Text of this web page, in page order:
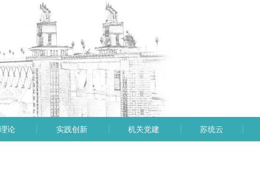
论 实践创新 机关党建 苏统云